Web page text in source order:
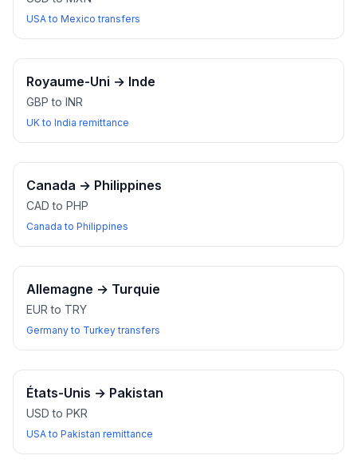
USA to Mexico transfers
Royaume-Uni → Inde
GBP to INR
UK to India remittance
Canada → Philippines
CAD to PHP
Canada to Philippines
Allemagne → Turquie
EUR to TRY
Germany to Turkey transfers
États-Unis → Pakistan
USD to PKR
USA to Pakistan remittance